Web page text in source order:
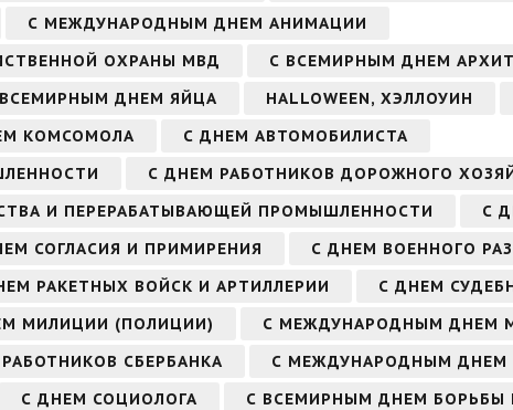
С МЕЖДУНАРОДНЫМ ДНЕМ АНИМАЦИИ
ОХРАНЫ МВД
С ВСЕМИРНЫМ ДНЕМ
ДНЕМ ЯЙЦА HALLOWEEN, ХЭЛЛОУИН
КОМСОМОЛА
С ДНЕМ АВТОМОБИЛИСТА
С ДНЕМ РАБОТНИКОВ ДОРОЖНОГО
И ПЕРЕРАБАТЫВАЮЩЕЙ ПРОМЫШЛЕННОСТИ
С
СОГЛАСИЯ И ПРИМИРЕНИЯ
С ДНЕМ ВОЕННОГО
РАКЕТНЫХ ВОЙСК И АРТИЛЛЕРИИ
С ДНЕМ
МИЛИЦИИ (ПОЛИЦИИ)
С МЕЖДУНАРОДНЫМ ДНЕМ
СБЕРБАНКА
С МЕЖДУНАРОДНЫМ ДНЕМ
С ДНЕМ СОЦИОЛОГА
С ВСЕМИРНЫМ ДНЕМ БОРЬБЫ